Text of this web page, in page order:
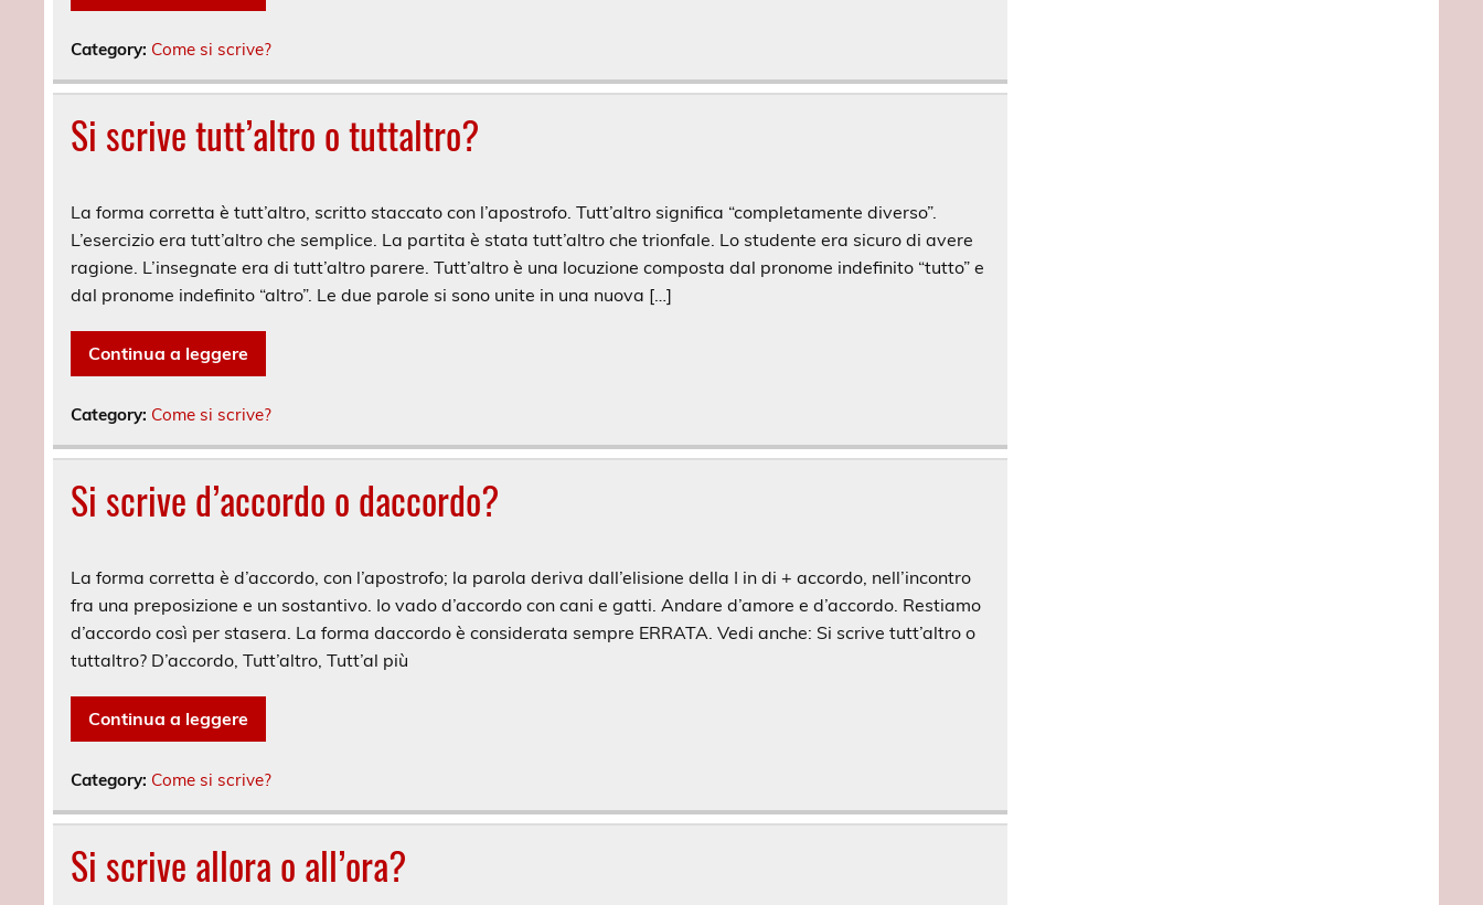
Category: Come si scrive?
Si scrive tutt’altro o tuttaltro?
La forma corretta è tutt’altro, scritto staccato con l’apostrofo. Tutt’altro significa “completamente diverso”.
L’esercizio era tutt’altro che semplice. La partita è stata tutt’altro che trionfale. Lo studente era sicuro di avere
ragione. L’insegnate era di tutt’altro parere. Tutt’altro è una locuzione composta dal pronome indefinito “tutto” e
dal pronome indefinito “altro”. Le due parole si sono unite in una nuova […]
Continua a leggere
Category: Come si scrive?
Si scrive d’accordo o daccordo?
La forma corretta è d’accordo, con l’apostrofo; la parola deriva dall’elisione della I in di + accordo, nell’incontro
fra una preposizione e un sostantivo. Io vado d’accordo con cani e gatti. Andare d’amore e d’accordo. Restiamo
d’accordo così per stasera. La forma daccordo è considerata sempre ERRATA. Vedi anche: Si scrive tutt’altro o
tuttaltro? D’accordo, Tutt’altro, Tutt’al più
Continua a leggere
Category: Come si scrive?
Si scrive allora o all’ora?